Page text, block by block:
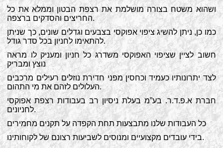
ושהוא משטח בצורה מושלמת את רצפת הבטון וממלא את כל
החריצים והסדקים ברצפה.
כמו כן, ניתן להשיג ציפוי אפוקסי בצבעים וגדלים שונים, כך שניתן
להתאימו לחניון בכל סדר גודל.
חשוב לציין שציפוי האפוקסי משדרג כל חניון ומעניק לו מראה
נוצץ ומבריק
לצד יתרונותיו כעמיד וכחסין מפני חדירת נוזלים רעילים מרכבים
העלולים לזהם את מי התהום.
חברת א.פ.ד.ר. בע”מ בעלת ניסיון רב בעבודות רצפת אפוקסי
לחניונים.
כל העבודות שלנו מתבצעות תחת הקפדה על תקנים מחמירים
בידי עובדים מקצועיים ומנוסים לשביעות רצונם של לקוחותינו.